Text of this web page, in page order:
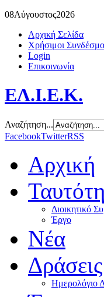
08Αύγουστος2026
Αρχική Σελίδα
Χρήσιμοι
Login
Επικοινωνία
ΕΛ.Ι.Ε.Κ.
Αναζήτηση...
FacebookTwitterRSS
Αρχική
Διοικητικό
Έργο
Νέα
Δράσεις
Ημερολόγιο